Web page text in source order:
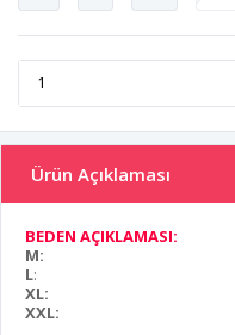
Ürün Açıklaması
BEDEN AÇIKLAMASI:
M:
L:
XL:
XXL: